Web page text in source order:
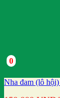
0
Nha đam (lô